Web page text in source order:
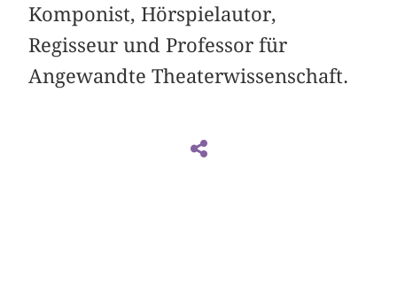
Komponist, Hörspielautor,
Regisseur und Professor für
Angewandte Theaterwissenschaft.